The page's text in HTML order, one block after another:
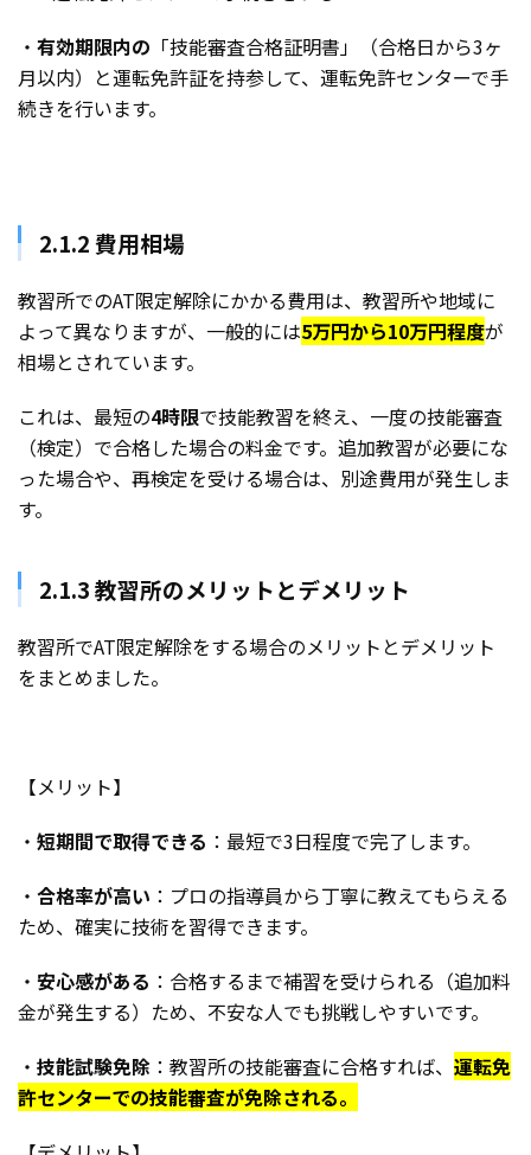
・ 有効期限内の 「技能審査合格証明書」（合格日から3ヶ
月以内）と運転免許証を持参して、運転免許センターで手
続きを行います。
2.1.2 費用相場
教習所でのAT限定解除にかかる費用は、教習所や地域に
よって異なりますが、一般的には5万円から10万円程度が
相場とされています。
これは、最短の4時限で技能教習を終え、一度の技能審査
（検定）で合格した場合の料金です。追加教習が必要にな
った場合や、再検定を受ける場合は、別途費用が発生しま
す。
2.1.3 教習所のメリットとデメリット
教習所でAT限定解除をする場合のメリットとデメリット
をまとめました。
【メリット】
・ 短期間で取得できる ：最短で3日程度で完了します。
・ 合格率が高い ：プロの指導員から丁寧に教えてもらえる
ため、確実に技術を習得できます。
・ 安心感がある ：合格するまで補習を受けられる（追加料
金が発生する）ため、不安な人でも挑戦しやすいです。
・ 技能試験免除 ：教習所の技能審査に合格すれば、 運転免
許センターでの技能審査が免除される。